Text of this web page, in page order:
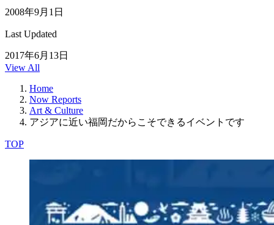
2008年9月1日
Last Updated
2017年6月13日
View All
Home
Now Reports
Art & Culture
アジアに近い福岡だからこそできるイベントです
TOP